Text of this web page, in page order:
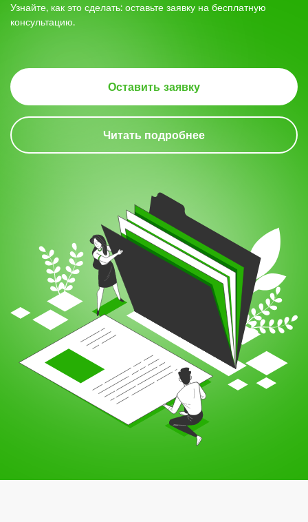
5.
Узнайте, как это сделать: оставьте заявку на бесплатную
консультацию.
Оставить заявку
Читать подробнее